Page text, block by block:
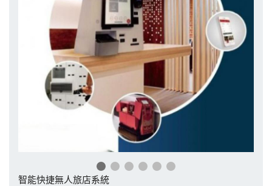
智能快捷無人旅店系統